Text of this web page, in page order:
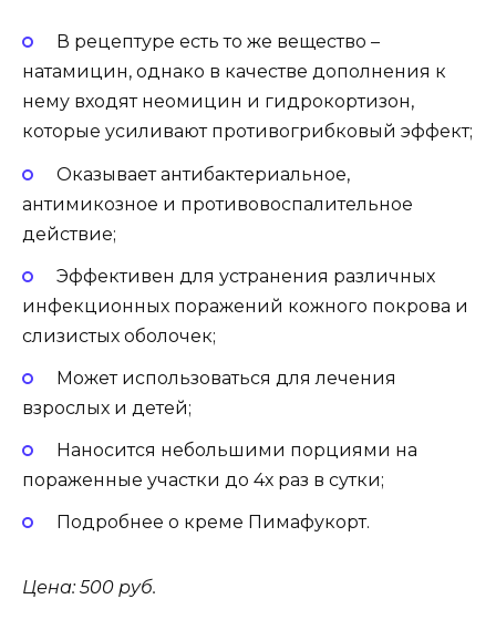
В рецептуре есть то же вещество –
натамицин, однако в качестве дополнения к
нему входят неомицин и гидрокортизон,
которые усиливают противогрибковый эффект;
Оказывает антибактериальное,
антимикозное и противовоспалительное
действие;
Эффективен для устранения различных
инфекционных поражений кожного покрова и
слизистых оболочек;
Может использоваться для лечения
взрослых и детей;
Наносится небольшими порциями на
пораженные участки до 4х раз в сутки;
Подробнее о креме Пимафукорт.
Цена: 500 руб.